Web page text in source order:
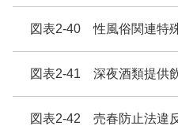
図表2-40 性風俗関連特
図表2-41 深夜酒類提供
図表2-42 売春防止法違